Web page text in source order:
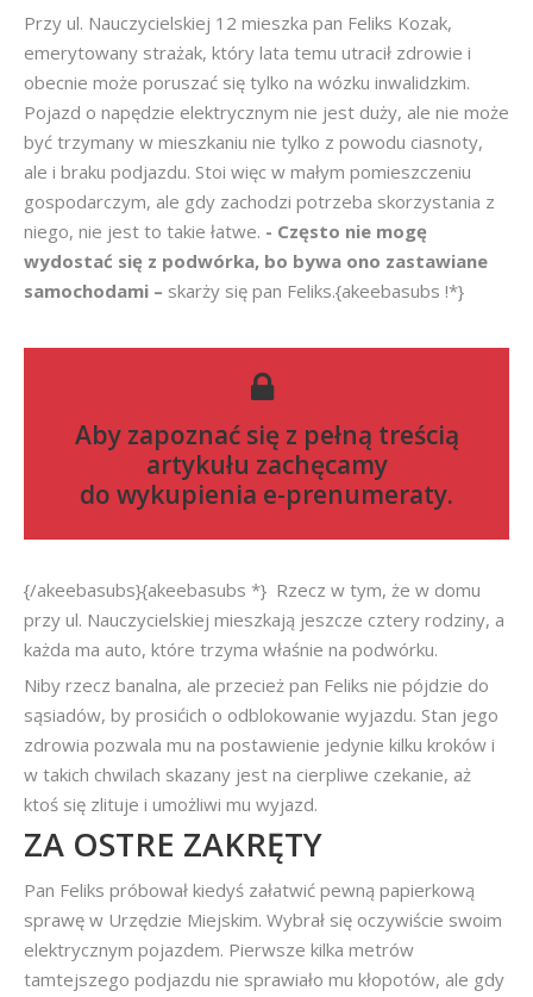
Przy ul. Nauczycielskiej 12 mieszka pan Feliks Kozak,
emerytowany strażak, który lata temu utracił zdrowie i
obecnie może poruszać się tylko na wózku inwalidzkim.
Pojazd o napędzie elektrycznym nie jest duży, ale nie może
być trzymany w mieszkaniu nie tylko z powodu ciasnoty,
ale i braku podjazdu. Stoi więc w małym pomieszczeniu
gospodarczym, ale gdy zachodzi potrzeba skorzystania z
niego, nie jest to takie łatwe. - Często nie mogę
wydostać się z podwórka, bo bywa ono zastawiane
samochodami – skarży się pan Feliks.{akeebasubs !*}
Aby zapoznać się z pełną treścią
artykułu zachęcamy
do wykupienia e-prenumeraty.
{/akeebasubs}{akeebasubs *} Rzecz w tym, że w domu
przy ul. Nauczycielskiej mieszkają jeszcze cztery rodziny, a
każda ma auto, które trzyma właśnie na podwórku.
Niby rzecz banalna, ale przecież pan Feliks nie pójdzie do
sąsiadów, by prosićich o odblokowanie wyjazdu. Stan jego
zdrowia pozwala mu na postawienie jedynie kilku kroków i
w takich chwilach skazany jest na cierpliwe czekanie, aż
ktoś się zlituje i umożliwi mu wyjazd.
ZA OSTRE ZAKRĘTY
Pan Feliks próbował kiedyś załatwić pewną papierkową
sprawę w Urzędzie Miejskim. Wybrał się oczywiście swoim
elektrycznym pojazdem. Pierwsze kilka metrów
tamtejszego podjazdu nie sprawiało mu kłopotów, ale gdy